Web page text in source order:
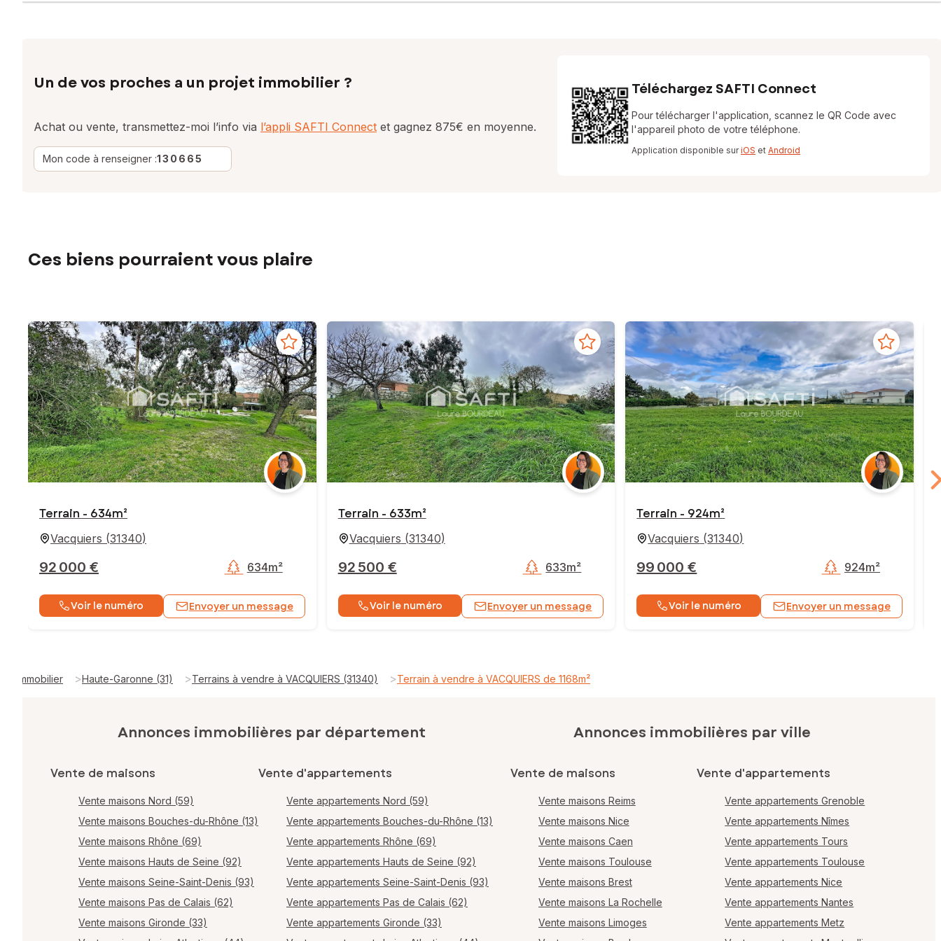
Un de vos proches a un projet immobilier ?
Achat ou vente, transmettez-moi l’info via l’appli SAFTI Connect et gagnez 875€ en moyenne.
Mon code à renseigner :130665
Téléchargez SAFTI Connect
Pour télécharger l'application, scannez le QR Code avec
l'appareil photo de votre téléphone.
Application disponible suriOS et Android
Ces biens pourraient vous plaire
Terrain - 634m²
Vacquiers (31340)
92 000 € 634m²
Voir le numéro Envoyer un message
Terrain - 633m²
Vacquiers (31340)
92 500 € 633m²
Voir le numéro Envoyer un message
Terrain - 924m²
Vacquiers (31340)
99 000 € 924m²
Voir le numéro Envoyer un message
Immobilier >Haute-Garonne (31) >Terrains à vendre à VACQUIERS (31340) >Terrain à vendre à VACQUIERS de 1168m²
Annonces immobilières par département
Vente de maisons
Vente maisons Nord (59)
Vente maisons Bouches-du-Rhône (13)
Vente maisons Rhône (69)
Vente maisons Hauts de Seine (92)
Vente maisons Seine-Saint-Denis (93)
Vente maisons Pas de Calais (62)
Vente maisons Gironde (33)
Vente d'appartements
Vente appartements Nord (59)
Vente appartements Bouches-du-Rhône (13)
Vente appartements Rhône (69)
Vente appartements Hauts de Seine (92)
Vente appartements Seine-Saint-Denis (93)
Vente appartements Pas de Calais (62)
Vente appartements Gironde (33)
Annonces immobilières par ville
Vente de maisons
Vente maisons Reims
Vente maisons Nice
Vente maisons Caen
Vente maisons Toulouse
Vente maisons Brest
Vente maisons La Rochelle
Vente maisons Limoges
Vente d'appartements
Vente appartements Grenoble
Vente appartements Nîmes
Vente appartements Tours
Vente appartements Toulouse
Vente appartements Nice
Vente appartements Nantes
Vente appartements Metz